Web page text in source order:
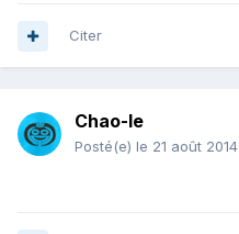
Citer
Chao-le
Posté(e) le 21 août 2014